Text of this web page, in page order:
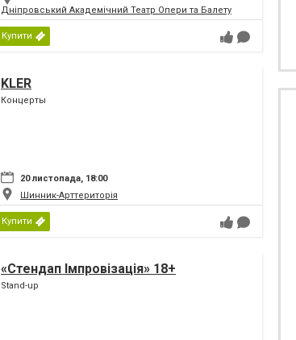
Дніпровський Академічний Театр Опери та Балету
Купити
KLER
Концерты
20 листопада, 18:00
Шинник-Арттериторія
Купити
«Стендап Імпровізація» 18+
Stand-up